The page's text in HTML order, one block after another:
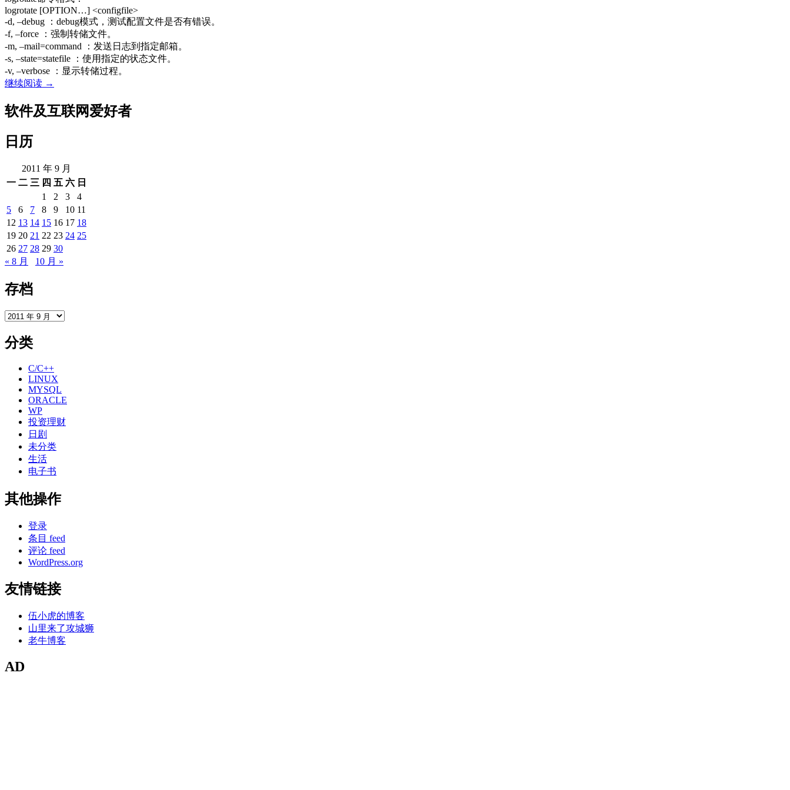
logrotate [OPTION…] <configfile>
-d, –debug ：debug模式，测试配置文件是否有错误。
-f, –force ：强制转储文件。
-m, –mail=command ：发送日志到指定邮箱。
-s, –state=statefile ：使用指定的状态文件。
-v, –verbose ：显示转储过程。
继续阅读CentOS
使
用
管
理
日
志
→
软件及互联网爱好者
日历
2011 年 9 月
一 二 三 四 五 六 日
1
2 3
4
5
6 7 8 9 10 11
12 13 14 15 16 17 18
19 20 21 22 23 24 25
26 27 28 29 30
« 8 月
10 月 »
存档
存
分类
C/C++
LINUX
MYSQL
ORACLE
WP
投资理财
日剧
未分类
生活
电子书
其他操作
登录
条目 feed
评论 feed
WordPress.org
友情链接
伍小虎的博客
山里来了攻城狮
老牛博客
AD